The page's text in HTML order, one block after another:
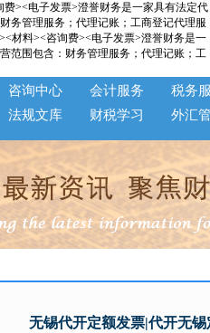
><电子发票>澄誉财务是一家具有法定代
：财务管理服务；代理记账；工商登记代理服
材料><咨询费><电子发票>澄誉财务是一
范围包含：财务管理服务；代理记账；工
咨询中心 会计服务
税务
法规文库 财税学习 外汇
无锡代开定额发票|代开无